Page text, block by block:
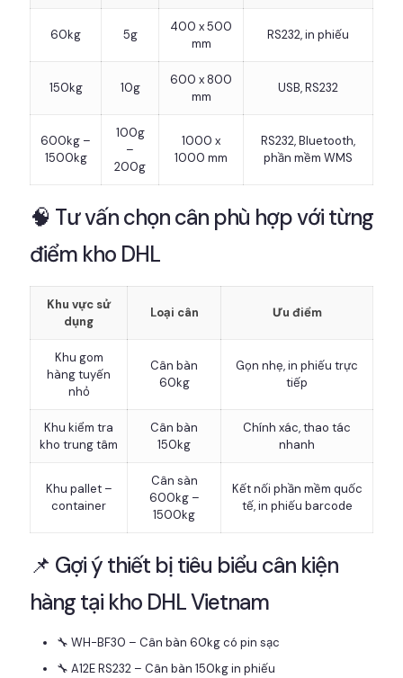
60kg 5g
400 x 500
mm
RS232, in phiếu
150kg 10g
600 x 800
mm
USB, RS232
600kg –
1500kg
100g
–
200g
1000 x
1000 mm
RS232, Bluetooth,
phần mềm WMS
🧠 Tư vấn chọn cân phù hợp với từng
điểm kho DHL
Khu vực sử
dụng
Loại cân Ưu điểm
Khu gom
hàng tuyến
nhỏ
Cân bàn
60kg
Gọn nhẹ, in phiếu trực
tiếp
Khu kiểm tra
kho trung tâm
Cân bàn
150kg
Chính xác, thao tác
nhanh
Khu pallet –
container
Cân sàn
600kg –
1500kg
Kết nối phần mềm quốc
tế, in phiếu barcode
📌 Gợi ý thiết bị tiêu biểu cân kiện
hàng tại kho DHL Vietnam
🔧 WH-BF30 – Cân bàn 60kg có pin sạc
🔧 A12E RS232 – Cân bàn 150kg in phiếu